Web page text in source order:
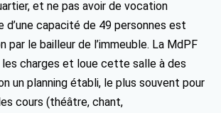
et ne pas avoir de vocation
d’une capacité de 49 personnes est
par le bailleur de l’immeuble. La MdPF
les charges et loue cette salle à des
un planning établi, le plus souvent pour
cours (théâtre, chant,